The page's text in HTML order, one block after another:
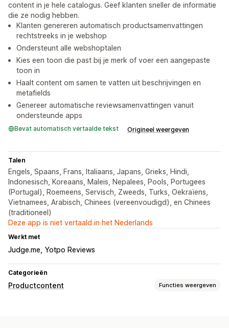
content in je hele catalogus. Geef klanten sneller de informatie
die ze nodig hebben.
Klanten genereren automatisch productsamenvattingen
rechtstreeks in je webshop
Ondersteunt alle webshoptalen
Kies een toon die past bij je merk of voer een aangepaste
toon in
Haalt content om samen te vatten uit beschrijvingen en
metafields
Genereer automatische reviewsamenvattingen vanuit
ondersteunde apps
Bevat automatisch vertaalde tekst Origineel weergeven
Talen
Engels, Spaans, Frans, Italiaans, Japans, Grieks, Hindi,
Indonesisch, Koreaans, Maleis, Nepalees, Pools, Portugees
(Portugal), Roemeens, Servisch, Zweeds, Turks, Oekraïens,
Vietnamees, Arabisch, Chinees (vereenvoudigd), en Chinees
(traditioneel)
Deze app is niet vertaald in het Nederlands
Werkt met
Judge.me Yotpo Reviews
Categorieën
Productcontent Functies weergeven